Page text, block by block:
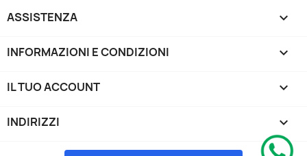
ASSISTENZA 
INFORMAZIONI E CONDIZIONI 
IL TUO ACCOUNT 
INDIRIZZI keyboard_arrow_down